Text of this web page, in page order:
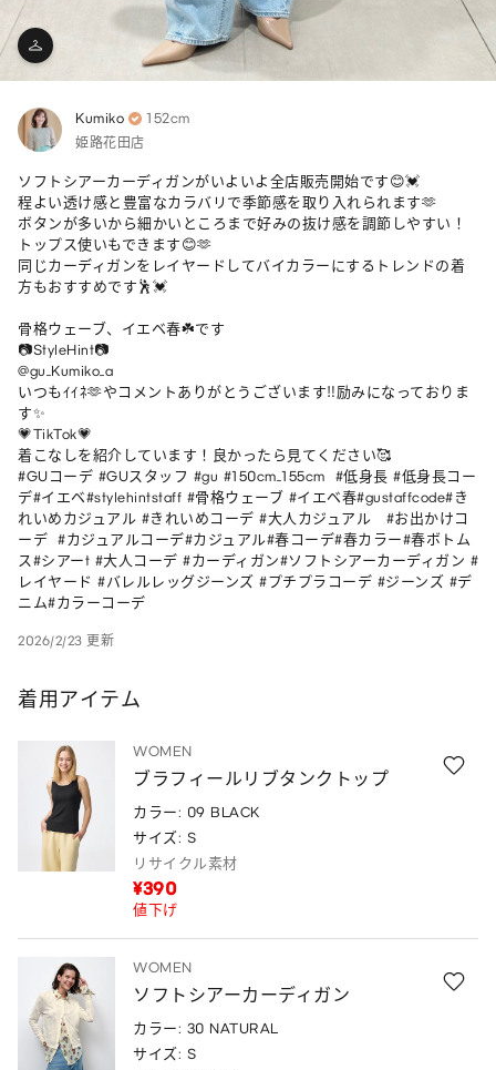
Kumiko 152cm
姫路花田店
ソフトシアーカーディガンがいよいよ全店販売開始です😊💓
程よい透け感と豊富なカラバリで季節感を取り入れられます🫶
ボタンが多いから細かいところまで好みの抜け感を調節しやすい！
トップス使いもできます😊🫶
同じカーディガンをレイヤードしてバイカラーにするトレンドの着
方もおすすめです🕺💓
骨格ウェーブ、イエベ春☘️です
📷StyleHint📷
@gu_Kumiko_a
いつもｲｲﾈ🫶やコメントありがとうございます‼︎励みになっておりま
す✨
💗TikTok💗
着こなしを紹介しています！良かったら見てください🥰
#GUコーデ #GUスタッフ #gu #150cm_155cm  #低身長 #低身長コー
デ#イエベ#stylehintstaff #骨格ウェーブ #イエベ春#gustaffcode#き
れいめカジュアル #きれいめコーデ #大人カジュアル   #お出かけコ
ーデ  #カジュアルコーデ#カジュアル#春コーデ#春カラー#春ボトム
ス#シアーt #大人コーデ #カーディガン#ソフトシアーカーディガン #
レイヤード #バレルレッグジーンズ #プチプラコーデ #ジーンズ #デ
ニム#カラーコーデ
2026/2/23 更新
着用アイテム
WOMEN
ブラフィールリブタンクトップ
カラー: 09 BLACK
サイズ: S
リサイクル素材
¥390
値下げ
WOMEN
ソフトシアーカーディガン
カラー: 30 NATURAL
サイズ: S